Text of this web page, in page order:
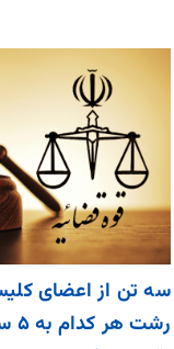
سه تن از اعضای